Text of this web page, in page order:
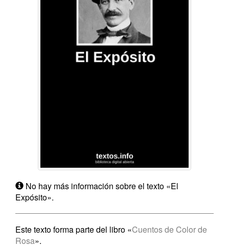
No hay más información sobre el texto «El
Expósito».
Este texto forma parte del libro «Cuentos de Color de
Rosa».